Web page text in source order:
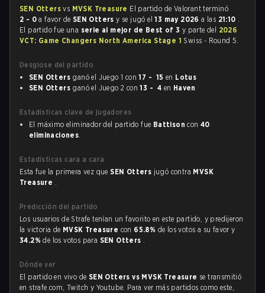
SEN Ottersvs MVSK Treasure El partido de Valorant terminó
2 - 0 a favor de SEN Ottersy se jugó el13 may 2026a las 21:10 .
El partido fue una serie al mejor de Best of 3 y parte del 2026
VCT: Game Changers North America Stage 1 Swiss - Round 5.
Desglose del partido
SEN Otters ganó el Juego 1 con17 - 15 en Lotus
SEN Otters ganó el Juego 2 con13 - 4 en Haven
Estadísticas clave de jugadores
El máximo eliminador del partido fue Battison con40
eliminaciones.
Estadísticas cara a cara
Esta fue la primera vez queSEN Otters jugó contra MVSK
Treasure .
Predicción del partido
Los usuarios de Strafe tenían un favorito en este partido, y predijeron
la victoria de MVSK Treasure con 65.8% de los votos a su favor y
34.2%de los votos para SEN Otters .
Dónde ver
El partido en vivo de SEN Otters vs MVSK Treasure se transmitió
en strafe.com, Twitch y Youtube. Para ver más partidos como este,